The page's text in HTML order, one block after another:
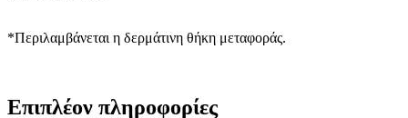
*Περιλαμβάνεται η δερμάτινη θήκη μεταφοράς.
Επιπλέον πληροφορίες